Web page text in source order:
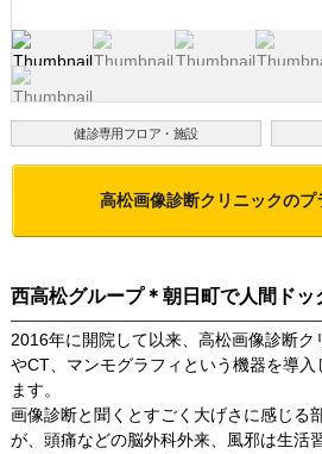
健診専用フロア・施設
高松画像診断クリニックのプ
西高松グループ＊朝日町で人間ド
2016年に開院して以来、高松画像診断ク
やCT、マンモグラフィという機器を導入
ます。
画像診断と聞くとすごく大げさに感じる
が、頭痛などの脳外科外来、風邪は生活